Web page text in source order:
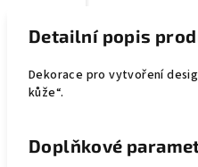
Detailní popis
Dekorace pro vytvoření
kůže“.
Doplňkové